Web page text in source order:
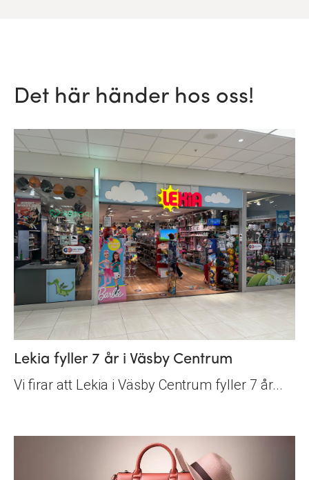
Det här händer hos oss!
Lekia fyller 7 år i Väsby Centrum
Vi firar att Lekia i Väsby Centrum fyller 7 år...